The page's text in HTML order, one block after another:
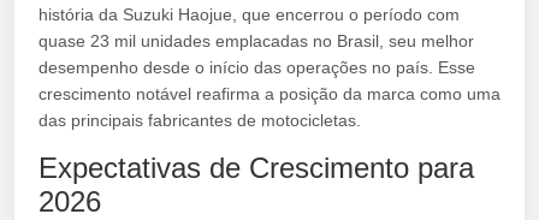
história da Suzuki Haojue, que encerrou o período com
quase 23 mil unidades emplacadas no Brasil, seu melhor
desempenho desde o início das operações no país. Esse
crescimento notável reafirma a posição da marca como uma
das principais fabricantes de motocicletas.
Expectativas de Crescimento para
2026